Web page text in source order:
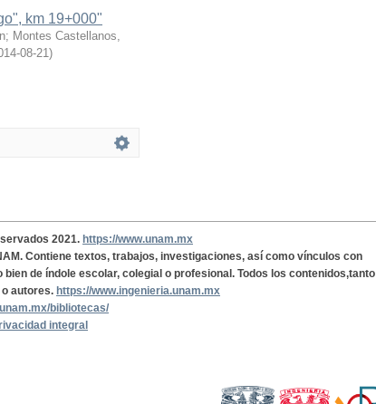
km 19+000"
; Montes Castellanos,
08-21)
2021. https://www.unam.mx
Contiene textos, trabajos, investigaciones, así como vínculos con
de índole escolar, colegial o profesional. Todos los contenidos,tanto
autores. https://www.ingenieria.unam.mx
bibliotecas/
integral